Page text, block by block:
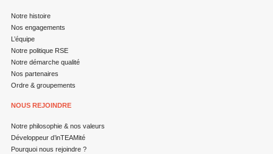
Notre histoire
Nos engagements
L’équipe
Notre politique RSE
Notre démarche qualité
Nos partenaires
Ordre & groupements
NOUS REJOINDRE
Notre philosophie & nos valeurs
Développeur d’inTEAMité
Pourquoi nous rejoindre ?